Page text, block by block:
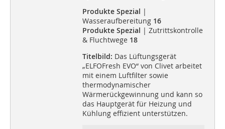
Produkte Spezial |
Wasseraufbereitung 16
Produkte Spezial | Zutrittskontrolle
& Fluchtwege 18
Titelbild: Das Lüftungsgerät
„ELFOFresh EVO“ von Clivet arbeitet
mit einem Luftfilter sowie
thermodynamischer
Wärmerückgewinnung und kann so
das Hauptgerät für Heizung und
Kühlung effizient unterstützen.